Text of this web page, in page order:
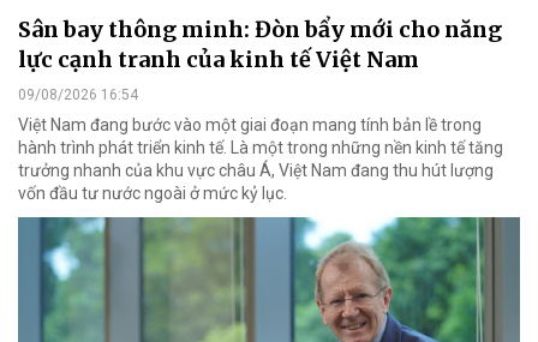
Sân bay thông minh: Đòn bẩy mới cho năng
lực cạnh tranh của kinh tế Việt Nam
09/08/2026 16:54
Việt Nam đang bước vào một giai đoạn mang tính bản lề trong
hành trình phát triển kinh tế. Là một trong những nền kinh tế tăng
trưởng nhanh của khu vực châu Á, Việt Nam đang thu hút lượng
vốn đầu tư nước ngoài ở mức kỷ lục.